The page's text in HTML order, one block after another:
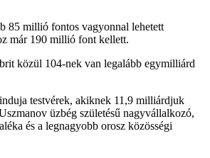
85 millió fontos vagyonnal lehetett
már 190 millió font kellett.
közül 104-nek van legalább egymilliárd
testvérek, akiknek 11,9 milliárdjuk
üzbég születésű nagyvállalkozó,
és a legnagyobb orosz közösségi